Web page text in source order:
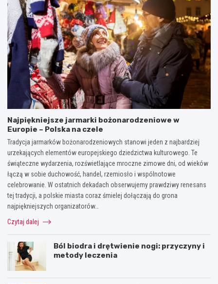
Najpiękniejsze jarmarki bożonarodzeniowe w
Europie – Polska na czele
Tradycja jarmarków bożonarodzeniowych stanowi jeden z najbardziej
urzekających elementów europejskiego dziedzictwa kulturowego. Te
świąteczne wydarzenia, rozświetlające mroczne zimowe dni, od wieków
łączą w sobie duchowość, handel, rzemiosło i wspólnotowe
celebrowanie. W ostatnich dekadach obserwujemy prawdziwy renesans
tej tradycji, a polskie miasta coraz śmielej dołączają do grona
najpiękniejszych organizatorów…
Czytaj dalej
Ból biodra i drętwienie nogi: przyczyny i
metody leczenia